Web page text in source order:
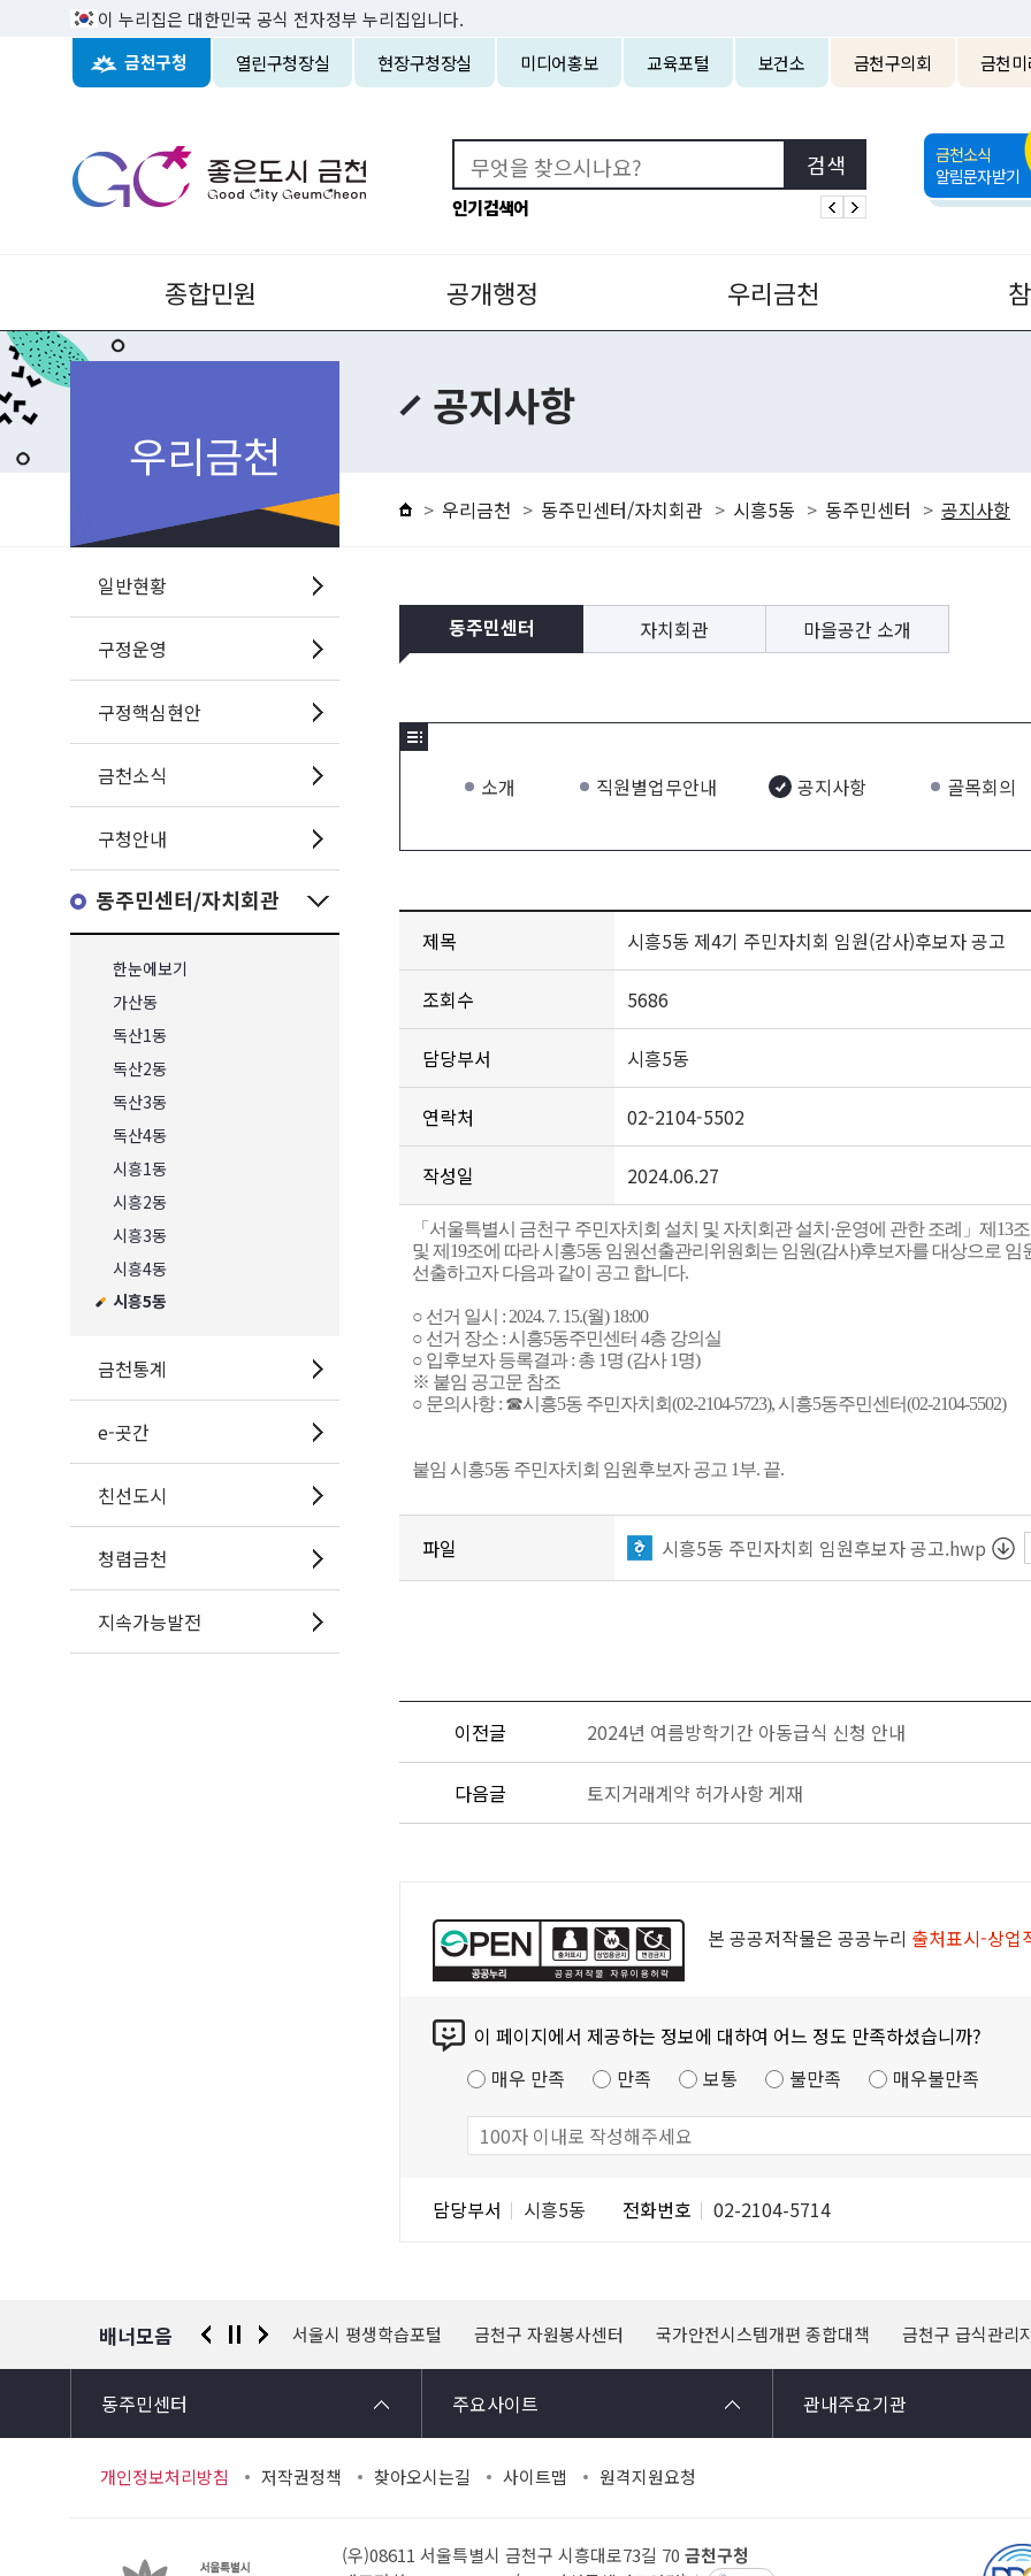
이 누리집은 대한민국 공식 전자정부 누리집입니다.
금천구청 열린구청장실 현장구청장실 미디어홍보 교육포털 보건소 금천구의회 금천
인기검색어
금천소식
알림문자받기
종합민원 공개행정 우리금천
우리금천
일반현황
구정운영
구정핵심현안
금천소식
구청안내
동주민센터/자치회관
한눈에보기
가산동
독산1동
독산2동
독산3동
독산4동
시흥1동
시흥2동
시흥3동
시흥4동
시흥5동
금천통계
e-곳간
친선도시
청렴금천
지속가능발전
공지사항
우리금천 동주민센터/자치회관 시흥5동 동주민센터 공지사항
동주민센터 자치회관 마을공간 소개
소개 직원별업무안내 공지사항 골목회의
제목 시흥5동 제4기 주민자치회 임원(감사)후보자 공고
조회수 5686
담당부서 시흥5동
연락처 02-2104-5502
작성일 2024.06.27
「서울특별시 금천구 주민자치회 설치 및 자치회관 설치·운영에 관한 조례」제13조
및 제19조에 따라 시흥5동 임원선출관리위원회는 임원(감사)후보자를 대상으로 임
선출하고자 다음과 같이 공고 합니다.
○ 선거 일시 : 2024. 7. 15.(월) 18:00
○ 선거 장소 : 시흥5동주민센터 4층 강의실
○ 입후보자 등록결과 : 총 1명 (감사 1명)
※ 붙임 공고문 참조
○ 문의사항 : ☎시흥5동 주민자치회(02-2104-5723), 시흥5동주민센터(02-2104-5502)
붙임 시흥5동 주민자치회 임원후보자 공고 1부. 끝.
파일 시흥5동 주민자치회 임원후보자 공고.hwp
이전글 2024년 여름방학기간 아동급식 신청 안내
다음글 토지거래계약 허가사항 게재
본 공공저작물은 공공누리 출처표시-상업
이 페이지에서 제공하는 정보에 대하여 어느 정도 만족하셨습니까?
매우 만족
만족 보통 불만족 매우불만족
담당부서 시흥5동 전화번호 02-2104-5714
배너모음
경찰청 유실물 통합포털 서울시 평생학습포털 금천구 자원봉사센터 국가안전시스템개편 종합대책 금천구 급식관리
동주민센터 주요사이트 관내주요기관
개인정보처리방침 저작권정책 찾아오시는길 사이트맵 원격지원요청
(우)08611 서울특별시 금천구 시흥대로73길 70 금천구청